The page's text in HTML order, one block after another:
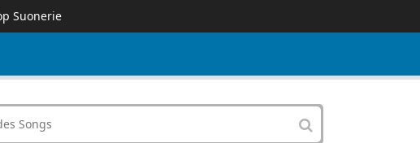
Suonerie